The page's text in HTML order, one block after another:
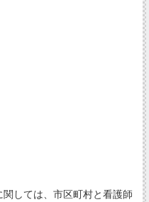
しては、市区町村と看護師